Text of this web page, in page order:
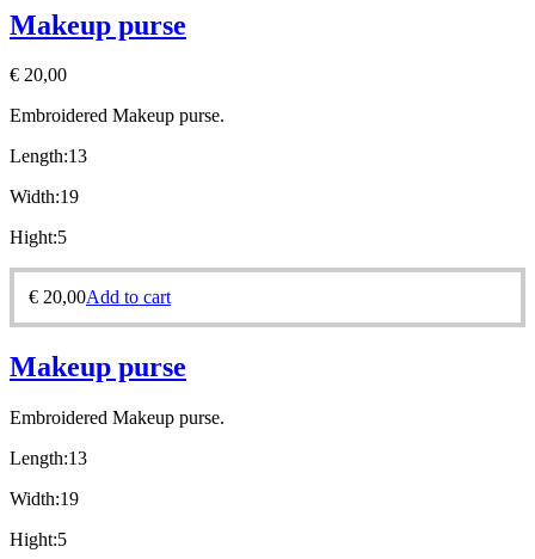
Makeup purse
€ 20,00
Embroidered Makeup purse.
Length:13
Width:19
Hight:5
€ 20,00Add to cart
Makeup purse
Embroidered Makeup purse.
Length:13
Width:19
Hight:5